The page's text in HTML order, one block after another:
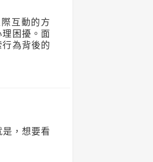
互動的方
困擾。面
為背後的
，想要看